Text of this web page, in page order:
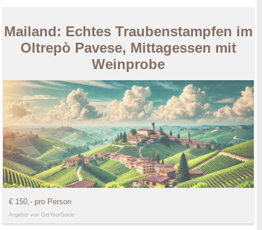
Mailand: Echtes Traubenstampfen im
Oltrepò Pavese, Mittagessen mit
Weinprobe
€ 150,- pro Person
Angebot von GetYourGuide